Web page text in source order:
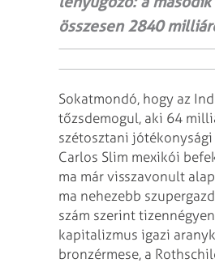
összesen 2840
Sokatmondó, hogy az
tőzsdemogul, aki 64
szétosztani
Carlos Slim mexikói
ma már visszavonult
ma nehezebb
szám szerint
kapitalizmus igazi
bronzérmese, a